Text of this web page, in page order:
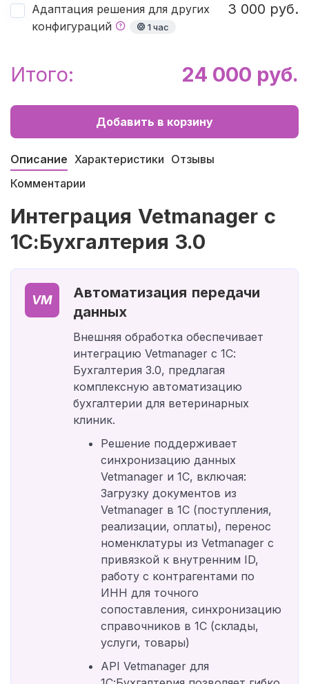
Адаптация решения для других
конфигураций
1 час
3 000 руб.
Итого: 24 000 руб.
Добавить в корзину
Описание Характеристики Отзывы
Комментарии
Интеграция Vetmanager с
1С:Бухгалтерия 3.0
VM
Автоматизация передачи
данных
Внешняя обработка обеспечивает
интеграцию Vetmanager с 1С:
Бухгалтерия 3.0, предлагая
комплексную автоматизацию
бухгалтерии для ветеринарных
клиник.
Решение поддерживает
синхронизацию данных
Vetmanager и 1С, включая:
Загрузку документов из
Vetmanager в 1С (поступления,
реализации, оплаты), перенос
номенклатуры из Vetmanager с
привязкой к внутренним ID,
работу с контрагентами по
ИНН для точного
сопоставления, синхронизацию
справочников в 1С (склады,
услуги, товары)
API Vetmanager для